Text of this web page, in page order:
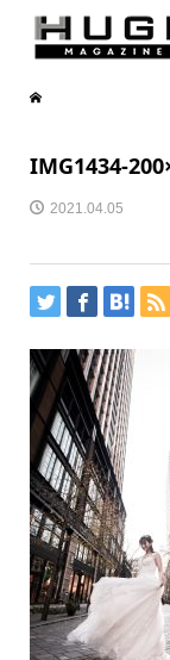
IMG1434-
2021.04.05